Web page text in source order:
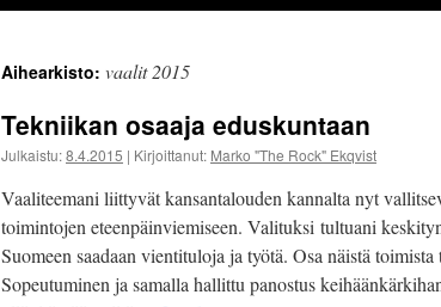
Aihearkisto: vaalit 2015
Tekniikan osaaja eduskuntaan
Julkaistu:8.4.2015 | Kirjoittanut: Marko "The Rock" Ekqvist
Vaaliteemani liittyvät kansantalouden kannalta nyt
toimintojen eteenpäinviemiseen. Valituksi tultuani
Suomeen saadaan vientituloja ja työtä. Osa näistä
Sopeutuminen ja samalla hallittu panostus